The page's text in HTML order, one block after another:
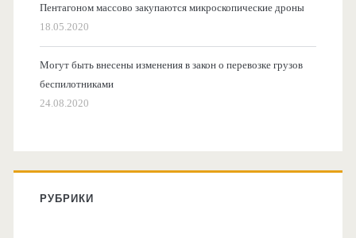
Пентагоном массово закупаются микроскопические дроны
18.05.2020
Могут быть внесены изменения в закон о перевозке грузов
беспилотниками
24.08.2020
РУБРИКИ